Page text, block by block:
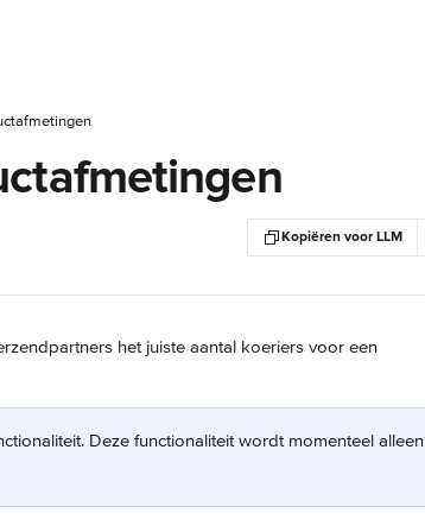
Kopiëren voor LLM
het juiste aantal koeriers voor een
Deze functionaliteit wordt momenteel alleen